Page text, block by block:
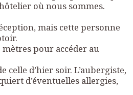
où nous sommes.
mais cette personne
pour accéder au
celle d’hier soir. L’aubergiste,
d’éventuelles allergies,